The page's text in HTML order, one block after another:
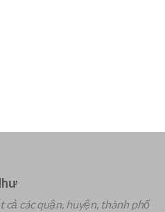
cả các quận, huyện, thành phố